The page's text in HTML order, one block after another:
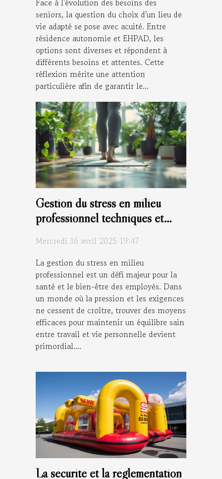
Face à l'évolution des besoins des
seniors, la question du choix d'un lieu de
vie adapté se pose avec acuité. Entre
résidence autonomie et EHPAD, les
options sont diverses et répondent à
différents besoins et attentes. Cette
réflexion mérite une attention
particulière afin de garantir le...
Gestion du stress en milieu
professionnel techniques et
travail
Mercredi 16 avril 2025 19:47
La gestion du stress en milieu
professionnel est un défi majeur pour la
santé et le bien-être des employés. Dans
un monde où la pression et les exigences
ne cessent de croître, trouver des moyens
efficaces pour maintenir un équilibre sain
entre travail et vie personnelle devient
primordial....
La sécurité et la réglementation